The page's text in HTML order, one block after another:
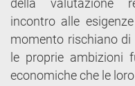
della valutazione
incontro alle
momento rischiano
le proprie ambizioni
economiche che le